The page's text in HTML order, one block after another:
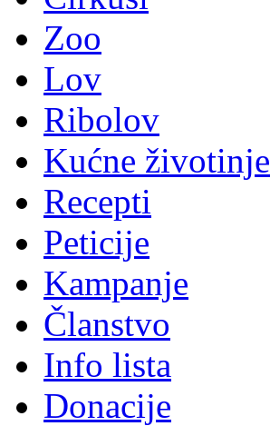
Zoo
Lov
Ribolov
Kućne životinje
Recepti
Peticije
Kampanje
Članstvo
Info lista
Donacije